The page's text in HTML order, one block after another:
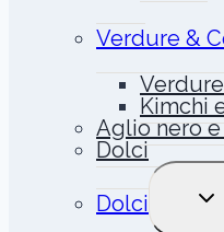
Verdure &
Kimchi
Aglio nero
Dolci
Dolci